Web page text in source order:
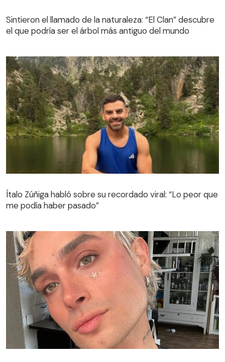
el que podría ser el árbol más antiguo del mundo
Sintieron el llamado de la naturaleza: “El Clan” descubre
el que podría ser el árbol más antiguo del mundo
Ítalo Zúñiga habló sobre su recordado viral: “Lo peor que
me podía haber pasado”